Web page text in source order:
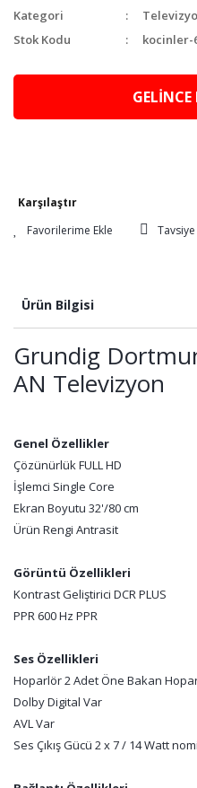
Kategori
Stok Kodu
kocinler-
GELİNCE
Karşılaştır
Tavsiye
Ürün Bilgisi
Grundig
AN Televizyon
Genel Özellikler
Çözünürlük FULL HD
İşlemci Single Core
Ekran Boyutu 32'/80 cm
Ürün Rengi Antrasit
Görüntü Özellikleri
Kontrast Geliştirici DCR PLUS
PPR 600 Hz PPR
Ses Özellikleri
Hoparlör 2 Adet Öne Bakan
Dolby Digital Var
AVL Var
Ses Çıkış Gücü 2 x 7 / 14 Watt